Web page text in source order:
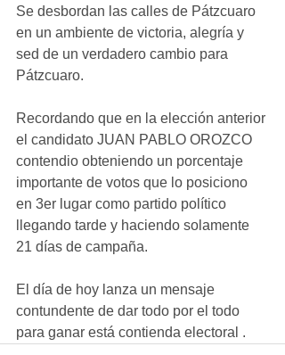
Se desbordan las calles de Pátzcuaro
en un ambiente de victoria, alegría y
sed de un verdadero cambio para
Pátzcuaro.
Recordando que en la elección anterior
el candidato JUAN PABLO OROZCO
contendio obteniendo un porcentaje
importante de votos que lo posiciono
en 3er lugar como partido político
llegando tarde y haciendo solamente
21 días de campaña.
El día de hoy lanza un mensaje
contundente de dar todo por el todo
para ganar está contienda electoral .